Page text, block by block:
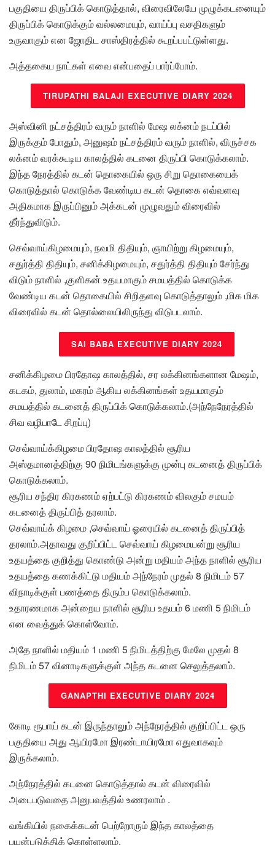
பகுதியை திருப்பிக் கொடுத்தால், விரைவிலேயே முழுக்கடனையும்
திருப்பிக் கொடுக்கும் வல்லமையும், வாய்ப்பு வசதிகளும்
உருவாகும் என ஜோதிட சாஸ்திரத்தில் கூறப்பபட்டுள்ளது.
அத்தகைய நாட்கள் எவை என்பதைப் பார்ப்போம்.
TIRUPATHI BALAJI EXECUTIVE DIARY 2024
அஸ்வினி நட்சத்திரம் வரும் நாளில் மேஷ லக்னம் நடப்பில்
இருக்கும் போதும், அனுஷம் நட்சத்திரம் வரும் நாளில், விருச்சக
லக்னம் வரக்கூடிய காலத்தில் கடனை திருப்பி கொடுக்கலாம்.
இந்த நேரத்தில் கடன் தொகையில் ஒரு சிறு தொகையைக்
கொடுத்தால் கொடுக்க வேண்டிய கடன் தொகை எவ்வளவு
அதிகமாக இருப்பினும் அக்கடன் முழுவதும் விரைவில்
தீர்ந்துவிடும்.
செவ்வாய்கிழமையும், நவமி திதியும், ஞாயிற்று கிழமையும்,
சதுர்த்தி திதியும், சனிக்கிழமையும், சதுர்த்தி திதியும் சேர்ந்து
விடும் நாளில் ,குளிகன் உதயமாகும் சமயத்தில் கொடுக்க
வேண்டிய கடன் தொகையில் சிறிதளவு கொடுத்தாலும் ,மிக மிக
விரைவில் கடன் தொல்லையிலிருந்து விடுபடலாம்.
SAI BABA EXECUTIVE DIARY 2024
சனிக்கிழமை பிரதோஷ காலத்தில், சர லக்கினங்களான மேஷம்,
கடகம், துலாம், மகரம் ஆகிய லக்கினங்கள் உதயமாகும்
சமயத்தில் கடனைத் திருப்பிக் கொடுக்கலாம்.(அந்நேநேரத்தில்
சிவ வழிபாடே சிறப்பு)
செவ்வாய்க்கிழமை பிரதோஷ காலத்தில் சூரிய
அஸ்தமானத்திற்கு 90 நிமிடங்களுக்கு முன்பு கடனைத் திருப்பிக்
கொடுக்கலாம்.
சூரிய சந்திர கிரகணம் ஏற்பட்டு கிரகணம் விலகும் சமயம்
கடனைத் திருப்பித் தரலாம்.
செவ்வாய்க் கிழமை ,செவ்வாய் ஓரையில் கடனைத் திருப்பித்
தரலாம்.அதாவது குறிப்பிட்ட செவ்வாய் கிழமையன்று சூரிய
உதயத்தை குறித்து கொண்டு அன்று மதியம் அந்த நாளில் சூரிய
உதயத்தை கணக்கிட்டு மதியம் அந்நேரம் முதல் 8 நிமிடம் 57
விநாடிக்குள் பணத்தை திரும்ப கொடுக்கலாம்.
உதாரணமாக அன்றைய நாளில் சூரிய உதயம் 6 மணி 5 நிமிடம்
என வைத்துக் கொள்வோம்.
அதே நாளில் மதியம் 1 மணி 5 நிமிடத்திற்கு மேலே முதல் 8
நிமிடம் 57 வினாடிகளுக்குள் அந்த கடனை செலுத்தலாம்.
GANAPTHI EXECUTIVE DIARY 2024
கோடி ரூபாய் கடன் இருந்தாலும் அந்நேரத்தில் குறிப்பிட்ட ஒரு
பகுதியை அது ஆயிரமோ இரண்டாயிரமோ எதுவாகவும்
இருக்கலாம்.
அந்நேரத்தில் கடனை கொடுத்தால் கடன் விரைவில்
அடைபடுவதை அனுபவத்தில் உணரலாம் .
வங்கியில் நகைக்கடன் பெற்றோரும் இந்த காலத்தை
பயன்படுத்திக் கொள்ளலாம்.